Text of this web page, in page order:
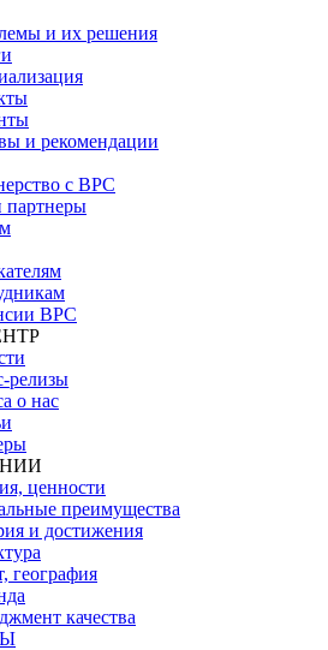
и их решения
и рекомендации
с BPC
BPC
релизы
о нас
ценности
преимущества
и достижения
география
качества